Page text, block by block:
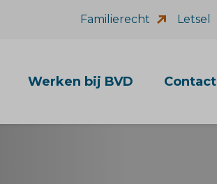
Werken bij BVD Contact
Familierecht Letsel